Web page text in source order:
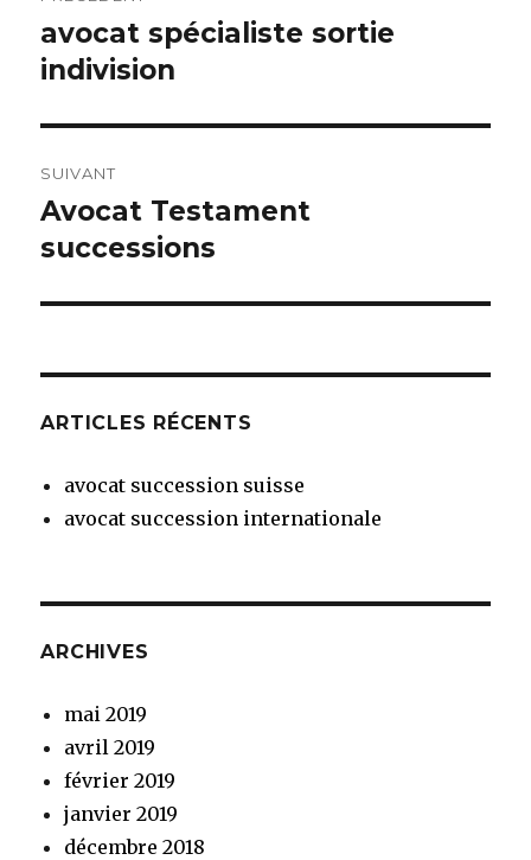
de
l’article
Article
précédent :
avocat spécialiste sortie
indivision
SUIVANT
Article
suivant :
Avocat Testament
successions
ARTICLES RÉCENTS
avocat succession suisse
avocat succession internationale
ARCHIVES
mai 2019
avril 2019
février 2019
janvier 2019
décembre 2018